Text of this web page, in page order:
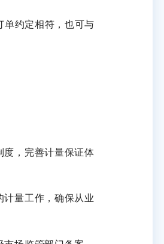
单约定相符，也可与
度，完善计量保证体
量工作，确保从业